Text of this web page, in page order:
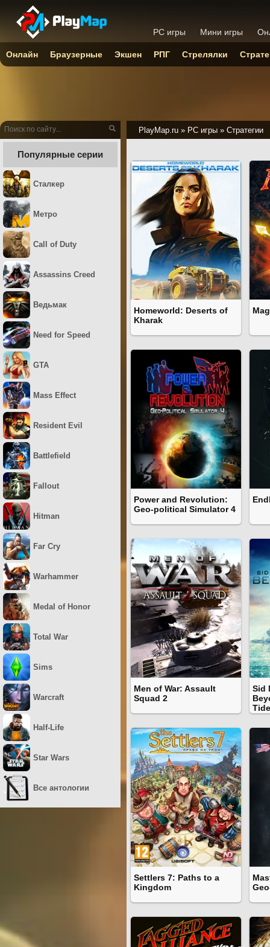
PlayMap.ru » PC игры » Стратегии
Homeworld: Deserts of
Kharak
Power and Revolution:
Geo-political Simulator 4
Men of War: Assault
Squad 2
Sid
Tide
Settlers 7: Paths to a
Kingdom
Популярные серии
Сталкер
Метро
Call of Duty
Assassins Creed
Ведьмак
Need for Speed
GTA
Mass Effect
Resident Evil
Battlefield
Fallout
Hitman
Far Cry
Warhammer
Medal of Honor
Total War
Sims
Warcraft
Half-Life
Star Wars
Все антологии
PC игры Мини игры
Онлайн Браузерные Экшен РПГ Стрелялки